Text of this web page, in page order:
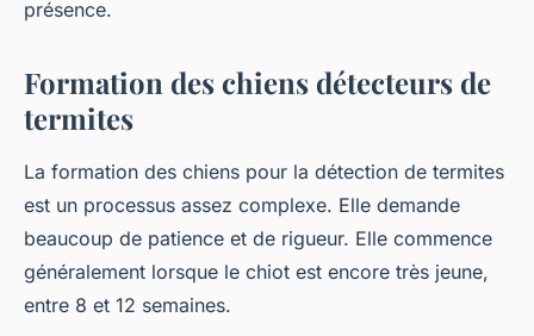
présence.
Formation des chiens détecteurs de
termites
La formation des chiens pour la détection de termites
est un processus assez complexe. Elle demande
beaucoup de patience et de rigueur. Elle commence
généralement lorsque le chiot est encore très jeune,
entre 8 et 12 semaines.